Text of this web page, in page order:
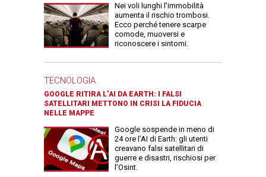
Nei voli lunghi l’immobilità
aumenta il rischio trombosi.
Ecco perché tenere scarpe
comode, muoversi e
riconoscere i sintomi.
TECNOLOGIA
GOOGLE RITIRA L’AI DA EARTH: I FALSI
SATELLITARI METTONO IN CRISI LA FIDUCIA
NELLE MAPPE
Google sospende in meno di
24 ore l’AI di Earth: gli utenti
creavano falsi satellitari di
guerre e disastri, rischiosi per
l’Osint.